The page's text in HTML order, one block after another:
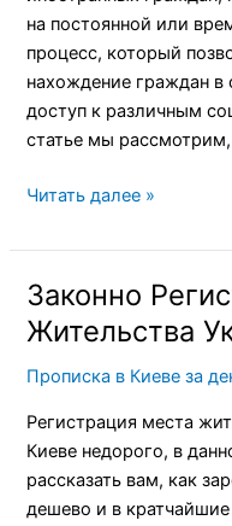
на постоянной или
процесс, который
нахождение граждан в
доступ к различным
статье мы
Читать далее »
Законно
Жительства
Прописка в Киеве за
Регистрация места
Киеве недорого, в
рассказать вам, как
дешево и в
Законно
Регистрация
Жительства